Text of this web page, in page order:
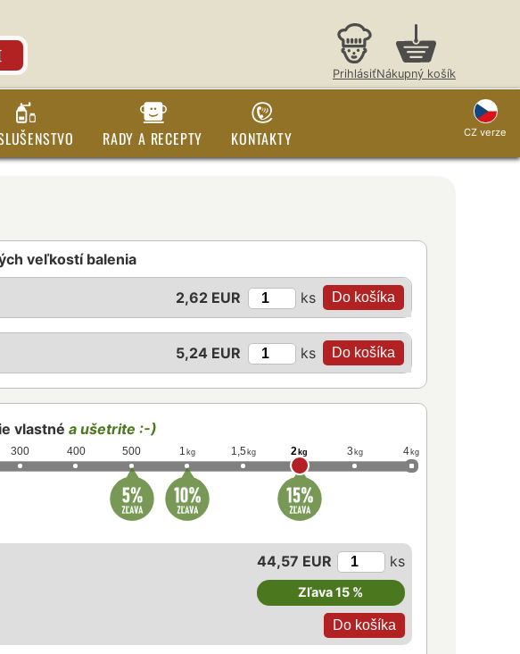
PrihlásiťNákupný košík
RADY A RECEPTY KONTAKTY CZ verze
veľkostí balenia
2,62 EUR ks
5,24 EUR ks
vlastné a ušetrite :-)
300 400 500 1 kg 1,5 kg 2 kg 3 kg 4 kg
44,57 EUR ks
Zľava 15 %